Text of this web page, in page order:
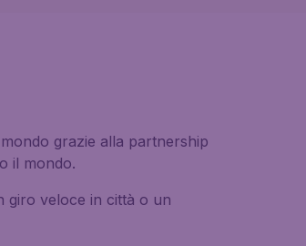
grazie alla partnership
il mondo.
giro veloce in città o un